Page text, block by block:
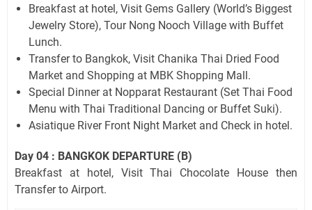
Breakfast at hotel, Visit Gems Gallery (World’s Biggest
Jewelry Store), Tour Nong Nooch Village with Buffet
Lunch.
Transfer to Bangkok, Visit Chanika Thai Dried Food
Market and Shopping at MBK Shopping Mall.
Special Dinner at Nopparat Restaurant (Set Thai Food
Menu with Thai Traditional Dancing or Buffet Suki).
Asiatique River Front Night Market and Check in hotel.
Day 04 : BANGKOK DEPARTURE (B)
Breakfast at hotel, Visit Thai Chocolate House then
Transfer to Airport.